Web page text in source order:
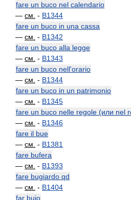
fare un buco nel calendario
— см. - B1344
fare un buco in una cassa
— см. - B1342
fare un buco alla legge
— см. - B1343
fare un buco nell'orario
— см. - B1344
fare un buco in un patrimonio
— см. - B1345
fare un buco nelle regole (или nel
— см. - B1346
fare il bue
— см. - B1381
fare bufera
— см. - B1393
fare bugiardo qd
— см. - B1404
far buio